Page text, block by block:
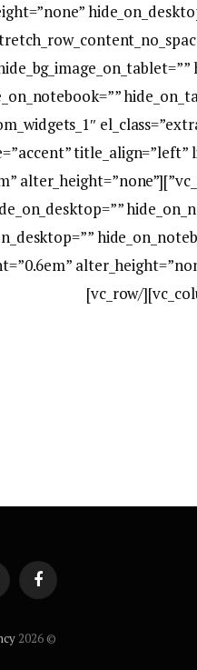
height=”4em” alter_height=”none”
فيسبوك
© 2026 Powered by